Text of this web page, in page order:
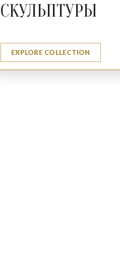
СКУЛЬПТУРЫ
EXPLORE COLLECTION